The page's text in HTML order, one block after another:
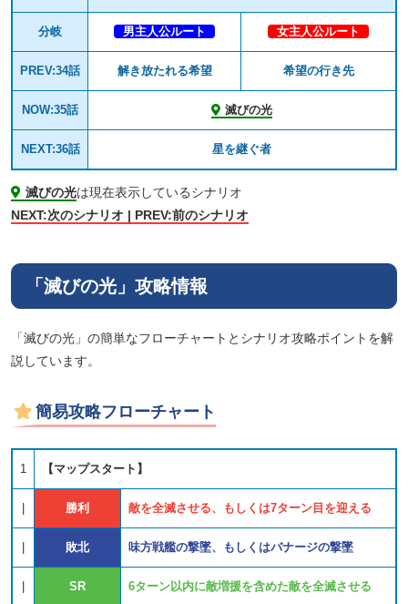
分岐 男主人公ルート 女主人公ルート
PREV:34話 解き放たれる希望 希望の行き先
NOW:35話 滅びの光
NEXT:36話 星を継ぐ者
滅びの光は現在表示しているシナリオ
NEXT:次のシナリオ | PREV:前のシナリオ
「滅びの光」攻略情報
「滅びの光」の簡単なフローチャートとシナリオ攻略ポイントを解
説しています。
簡易攻略フローチャート
1 【マップスタート】
| 勝利 敵を全滅させる、もしくは7ターン目を迎える
| 敗北 味方戦艦の撃墜、もしくはバナージの撃墜
| SR 6ターン以内に敵増援を含めた敵を全滅させる